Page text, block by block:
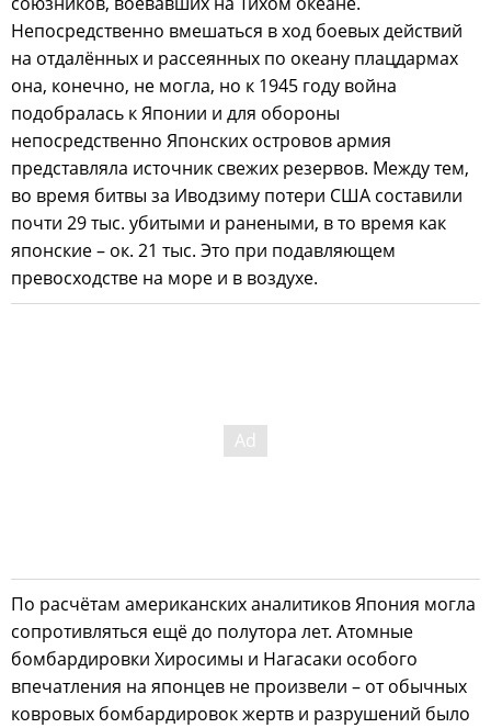
Непосредственно вмешаться в ход боевых действий
на отдалённых и рассеянных по океану плацдармах
она, конечно, не могла, но к 1945 году война
подобралась к Японии и для обороны
непосредственно Японских островов армия
представляла источник свежих резервов. Между тем,
во время битвы за Иводзиму потери США составили
почти 29 тыс. убитыми и ранеными, в то время как
японские – ок. 21 тыс. Это при подавляющем
превосходстве на море и в воздухе.
По расчётам американских аналитиков Япония могла
сопротивляться ещё до полутора лет. Атомные
бомбардировки Хиросимы и Нагасаки особого
впечатления на японцев не произвели – от обычных
ковровых бомбардировок жертв и разрушений было